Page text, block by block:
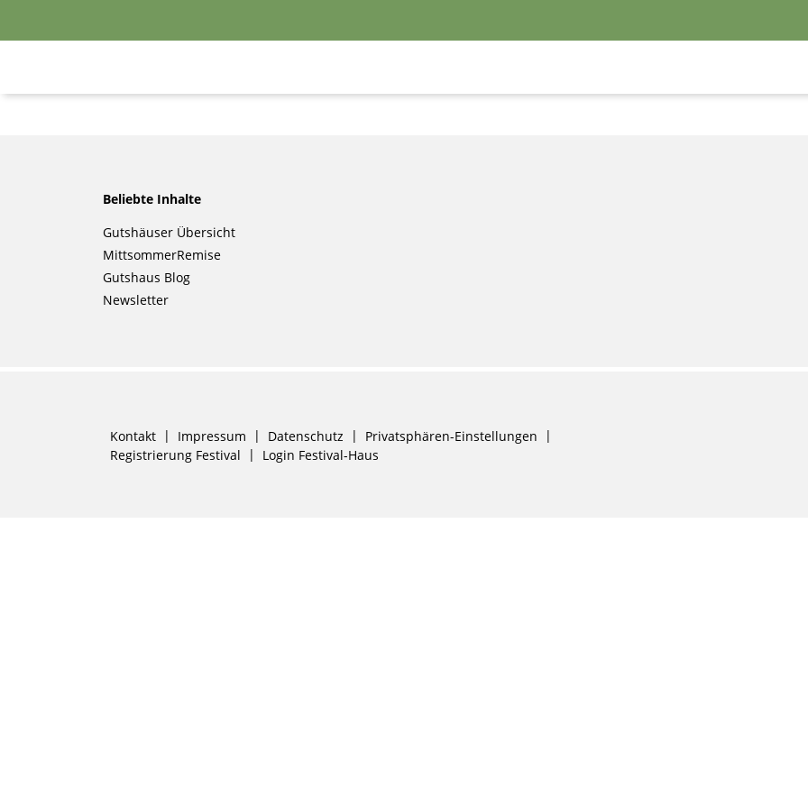
Beliebte Inhalte
Navigation
überspringen
Gutshäuser Übersicht
MittsommerRemise
Gutshaus Blog
Newsletter
Navigation
überspringen
Kontakt Impressum Datenschutz
Privatsphären-Einstellungen
Registrierung Festival
Login Festival-Haus